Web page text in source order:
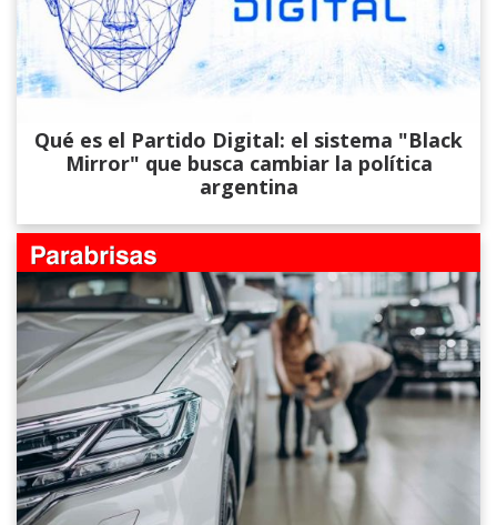
Qué es el Partido Digital: el sistema "Black
Mirror" que busca cambiar la política
argentina